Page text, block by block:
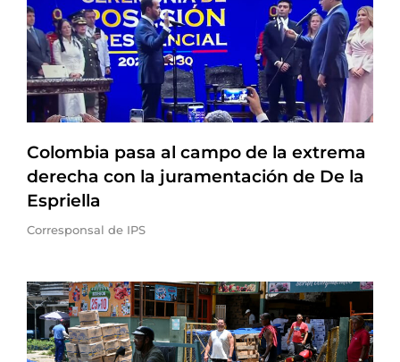
Colombia pasa al campo de la extrema
derecha con la juramentación de De la
Espriella
Corresponsal de IPS